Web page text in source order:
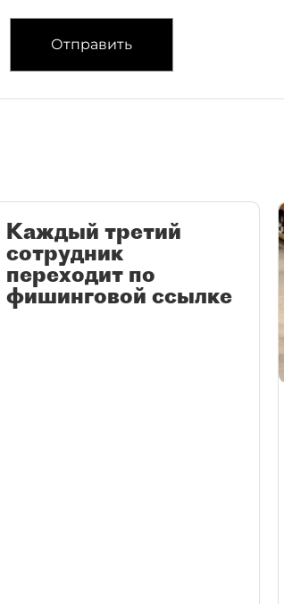
Отправить
Каждый третий
сотрудник
переходит по
фишинговой ссылке